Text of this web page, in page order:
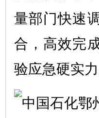
量部门快速
合，高效完
验应急硬实力